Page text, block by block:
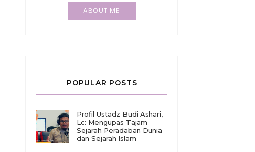
ABOUT ME
POPULAR POSTS
Profil Ustadz Budi Ashari,
Lc: Mengupas Tajam
Sejarah Peradaban Dunia
dan Sejarah Islam